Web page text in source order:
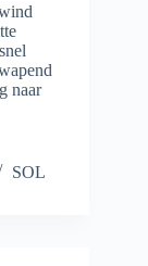
naar
SOL